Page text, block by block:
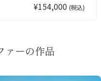
¥154,000 (税込)
ァーの作品